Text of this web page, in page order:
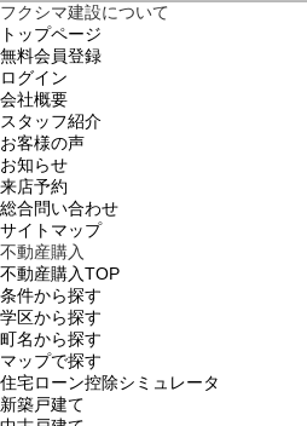
フクシマ建設について
トップページ
無料会員登録
ログイン
会社概要
スタッフ紹介
お客様の声
お知らせ
来店予約
総合問い合わせ
サイトマップ
不動産購入
不動産購入TOP
条件から探す
学区から探す
町名から探す
マップで探す
住宅ローン控除シミュレータ
新築戸建て